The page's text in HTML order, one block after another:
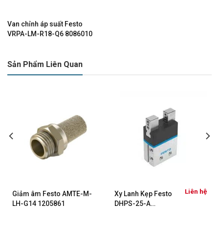
Van chỉnh áp suất Festo
VRPA-LM-R18-Q6 8086010
Sản Phẩm Liên Quan
Giảm âm Festo AMTE-M-
LH-G14 1205861
Xy Lanh Kẹp Festo
DHPS-25-A
Liên hệ